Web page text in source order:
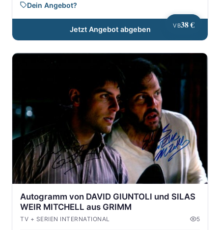
VB38 €
Dein Angebot?
Jetzt Angebot abgeben
Autogramm von DAVID GIUNTOLI und SILAS
WEIR MITCHELL aus GRIMM
TV + SERIEN INTERNATIONAL 5